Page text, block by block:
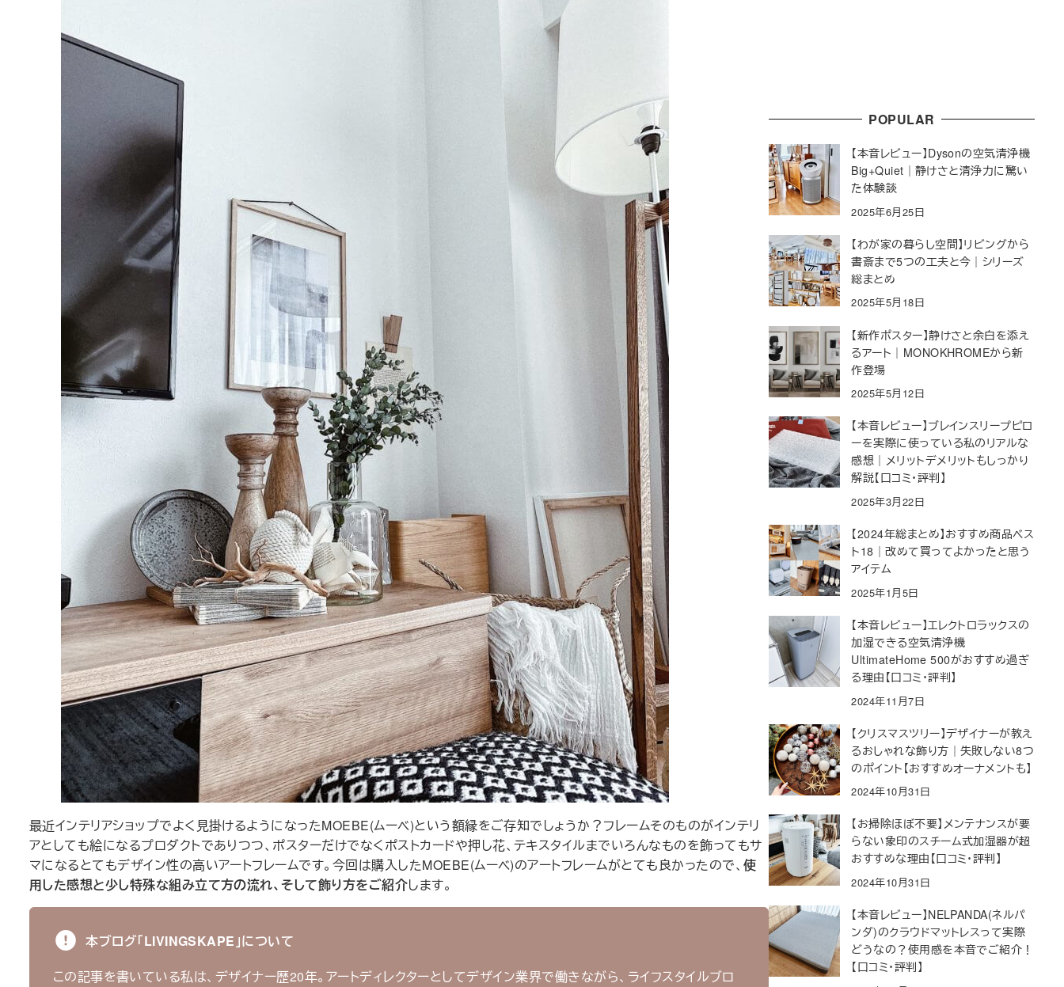
最近インテリアショップでよく見掛けるようになったMOEBE(ムーベ)という額縁をご存知でしょうか？フレームそのものがインテリ
アとしても絵になるプロダクトでありつつ、ポスターだけでなくポストカードや押し花、テキスタイルまでいろんなものを飾ってもサ
マになるとてもデザイン性の高いアートフレームです。今回は購入したMOEBE(ムーベ)のアートフレームがとても良かったので、使
用した感想と少し特殊な組み立て方の流れ、そして飾り方をご紹介します。
本ブログ｢LIVINGSKAPE｣について
この記事を書いている私は、デザイナー歴20年。アートディレクターとしてデザイン業界で働きながら、ライフスタイルブロ
POPULAR
【本音レビュー】Dysonの空気清浄機
Big+Quiet｜静けさと清浄力に驚い
た体験談
2025年6月25日
【わが家の暮らし空間】リビングから
書斎まで5つの工夫と今｜シリーズ
総まとめ
2025年5月18日
【新作ポスター】静けさと余白を添え
るアート｜MONOKHROMEから新
作登場
2025年5月12日
【本音レビュー】ブレインスリープピロ
ーを実際に使っている私のリアルな
感想｜メリットデメリットもしっかり
解説【口コミ・評判】
2025年3月22日
【2024年総まとめ】おすすめ商品ベス
ト18｜改めて買ってよかったと思う
アイテム
2025年1月5日
【本音レビュー】エレクトロラックスの
加湿できる空気清浄機
UltimateHome 500がおすすめ過ぎ
る理由【口コミ・評判】
2024年11月7日
【クリスマスツリー】デザイナーが教え
るおしゃれな飾り方｜失敗しない8つ
のポイント【おすすめオーナメントも】
2024年10月31日
【お掃除ほぼ不要】メンテナンスが要
らない象印のスチーム式加湿器が超
おすすめな理由【口コミ・評判】
2024年10月31日
【本音レビュー】NELPANDA(ネルパ
ンダ)のクラウドマットレスって実際
どうなの？使用感を本音でご紹介！
【口コミ・評判】